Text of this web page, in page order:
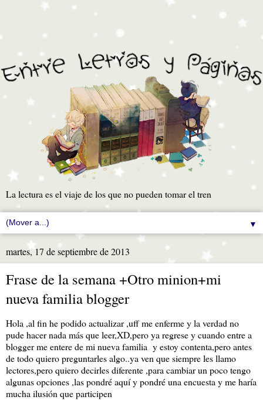
La lectura es el viaje de los que no pueden tomar el tren
▼
martes, 17 de septiembre de 2013
Frase de la semana +Otro minion+mi
nueva familia blogger
Hola ,al fin he podido actualizar ,uff me enferme y la verdad no
pude hacer nada más que leer,XD,pero ya regrese y cuando entre a
blogger me entere de mi nueva familia y estoy contenta,pero antes
de todo quiero preguntarles algo..ya ven que siempre les llamo
lectores,pero quiero decirles diferente ,para cambiar un poco tengo
algunas opciones ,las pondré aquí y pondré una encuesta y me haría
mucha ilusión que participen